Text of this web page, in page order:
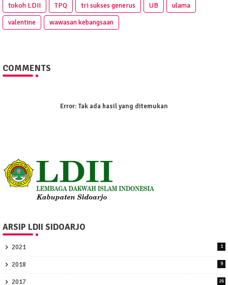
tokoh LDII
TPQ tri sukses generus UB
ulama
valentine
wawasan kebangsaan
COMMENTS
Error:Tak ada hasil yang ditemukan
ARSIP LDII SIDOARJO
2021 1
2018 9
2017 26